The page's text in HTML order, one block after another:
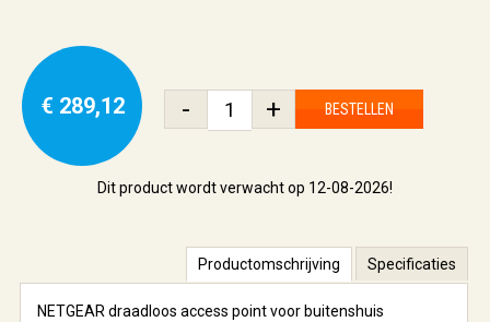
€ 289,12 - + BESTELLEN
Dit product wordt verwacht op 12-08-2026!
Productomschrijving Specificaties
NETGEAR draadloos access point voor buitenshuis